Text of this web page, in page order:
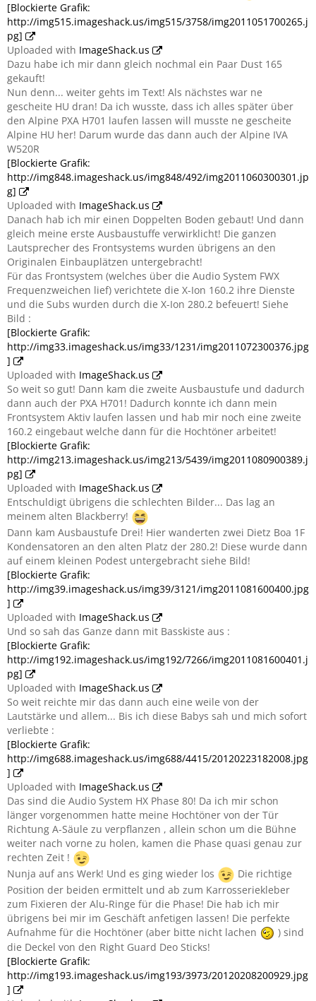
[Blockierte Grafik:
http://img515.imageshack.us/img515/3758/img2011051700265.j
pg]
Uploaded with ImageShack.us
Dazu habe ich mir dann gleich nochmal ein Paar Dust 165
gekauft!
Nun denn... weiter gehts im Text! Als nächstes war ne
gescheite HU dran! Da ich wusste, dass ich alles später über
den Alpine PXA H701 laufen lassen will musste ne gescheite
Alpine HU her! Darum wurde das dann auch der Alpine IVA
W520R
[Blockierte Grafik:
http://img848.imageshack.us/img848/492/img2011060300301.jp
g]
Uploaded with ImageShack.us
Danach hab ich mir einen Doppelten Boden gebaut! Und dann
gleich meine erste Ausbaustuffe verwirklicht! Die ganzen
Lautsprecher des Frontsystems wurden übrigens an den
Originalen Einbauplätzen untergebracht!
Für das Frontsystem (welches über die Audio System FWX
Frequenzweichen lief) verichtete die X-Ion 160.2 ihre Dienste
und die Subs wurden durch die X-Ion 280.2 befeuert! Siehe
Bild :
[Blockierte Grafik:
http://img33.imageshack.us/img33/1231/img2011072300376.jpg
]
Uploaded with ImageShack.us
So weit so gut! Dann kam die zweite Ausbaustufe und dadurch
dann auch der PXA H701! Dadurch konnte ich dann mein
Frontsystem Aktiv laufen lassen und hab mir noch eine zweite
160.2 eingebaut welche dann für die Hochtöner arbeitet!
[Blockierte Grafik:
http://img213.imageshack.us/img213/5439/img2011080900389.j
pg]
Uploaded with ImageShack.us
Entschuldigt übrigens die schlechten Bilder... Das lag an
meinem alten Blackberry!
Dann kam Ausbaustufe Drei! Hier wanderten zwei Dietz Boa 1F
Kondensatoren an den alten Platz der 280.2! Diese wurde dann
auf einem kleinen Podest untergebracht siehe Bild!
[Blockierte Grafik:
http://img39.imageshack.us/img39/3121/img2011081600400.jpg
]
Uploaded with ImageShack.us
Und so sah das Ganze dann mit Basskiste aus :
[Blockierte Grafik:
http://img192.imageshack.us/img192/7266/img2011081600401.j
pg]
Uploaded with ImageShack.us
So weit reichte mir das dann auch eine weile von der
Lautstärke und allem... Bis ich diese Babys sah und mich sofort
verliebte :
[Blockierte Grafik:
http://img688.imageshack.us/img688/4415/20120223182008.jpg
]
Uploaded with ImageShack.us
Das sind die Audio System HX Phase 80! Da ich mir schon
länger vorgenommen hatte meine Hochtöner von der Tür
Richtung A-Säule zu verpflanzen , allein schon um die Bühne
weiter nach vorne zu holen, kamen die Phase quasi genau zur
rechten Zeit !
Nunja auf ans Werk! Und es ging wieder los
Die richtige
Position der beiden ermittelt und ab zum Karrosseriekleber
zum Fixieren der Alu-Ringe für die Phase! Die hab ich mir
übrigens bei mir im Geschäft anfetigen lassen! Die perfekte
Aufnahme für die Hochtöner (aber bitte nicht lachen
) sind
die Deckel von den Right Guard Deo Sticks!
[Blockierte Grafik:
http://img193.imageshack.us/img193/3973/20120208200929.jpg
]